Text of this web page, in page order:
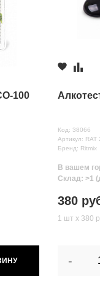
обработку персональных
100
Код: 38066
Артикул: RAT
Бренд: Ritmix
В вашем
Склад: >1
380
1 шт х 380
-